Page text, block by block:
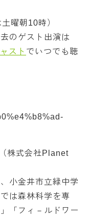
曜朝10時）
のゲスト出演は
スト でいつでも聴
株式会社Planet
小金井市立緑中学
は森林科学を専
「フィ－ルドワー